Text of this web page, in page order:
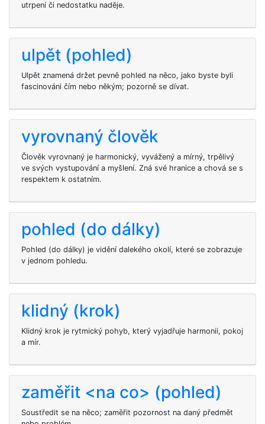
utrpení či nedostatku naděje.
ulpět (pohled)
Ulpět znamená držet pevně pohled na něco, jako byste byli
fascinováni čím nebo někým; pozorně se dívat.
vyrovnaný člověk
Člověk vyrovnaný je harmonický, vyvážený a mírný, trpělivý
ve svých vystupování a myšlení. Zná své hranice a chová se s
respektem k ostatním.
pohled (do dálky)
Pohled (do dálky) je vidění dalekého okolí, které se zobrazuje
v jednom pohledu.
klidný (krok)
Klidný krok je rytmický pohyb, který vyjadřuje harmonii, pokoj
a mír.
zaměřit <na co> (pohled)
Soustředit se na něco; zaměřit pozornost na daný předmět